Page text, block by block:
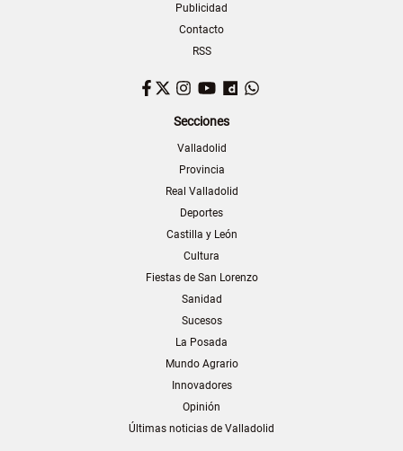
Publicidad
Contacto
RSS
Facebook
TwitterInstagram
YouTubeDailymotion
Secciones
Valladolid
Provincia
Real Valladolid
Deportes
Castilla y León
Cultura
Fiestas de San Lorenzo
Sanidad
Sucesos
La Posada
Mundo Agrario
Innovadores
Opinión
Últimas noticias de Valladolid